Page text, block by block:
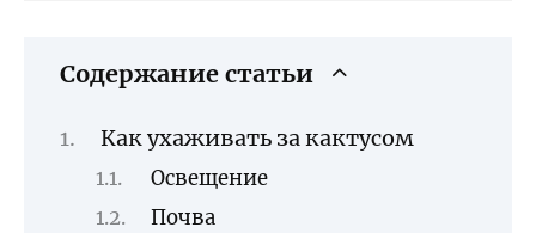
Содержание статьи
Как ухаживать за кактусом
Освещение
Почва